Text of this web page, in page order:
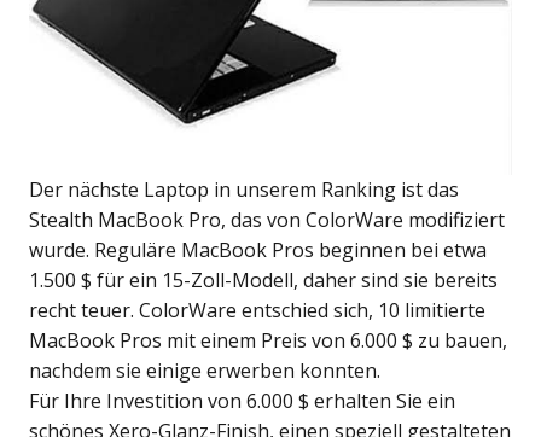
Der nächste Laptop in unserem Ranking ist das
Stealth MacBook Pro, das von ColorWare modifiziert
wurde. Reguläre MacBook Pros beginnen bei etwa
1.500 $ für ein 15-Zoll-Modell, daher sind sie bereits
recht teuer. ColorWare entschied sich, 10 limitierte
MacBook Pros mit einem Preis von 6.000 $ zu bauen,
nachdem sie einige erwerben konnten.
Für Ihre Investition von 6.000 $ erhalten Sie ein
schönes Xero-Glanz-Finish, einen speziell gestalteten